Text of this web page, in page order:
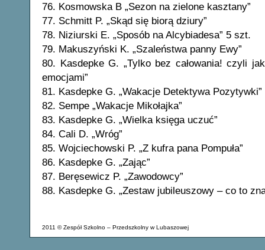
76. Kosmowska B „Sezon na zielone kasztany”
77. Schmitt P. „Skąd się biorą dziury”
78. Niziurski E. „Sposób na Alcybiadesa” 5 szt.
79. Makuszyński K. „Szaleństwa panny Ewy”
80. Kasdepke G. „Tylko bez całowania! czyli
emocjami”
81. Kasdepke G. „Wakacje Detektywa Pozytywki”
82. Sempe „Wakacje Mikołajka”
83. Kasdepke G. „Wielka księga uczuć”
84. Cali D. „Wróg”
85. Wojciechowski P. „Z kufra pana Pompuła”
86. Kasdepke G. „Zając”
87. Beręsewicz P. „Zawodowcy”
88. Kasdepke G. „Zestaw jubileuszowy – co to
2011 © Zespół Szkolno – Przedszkolny w Lubaszowej